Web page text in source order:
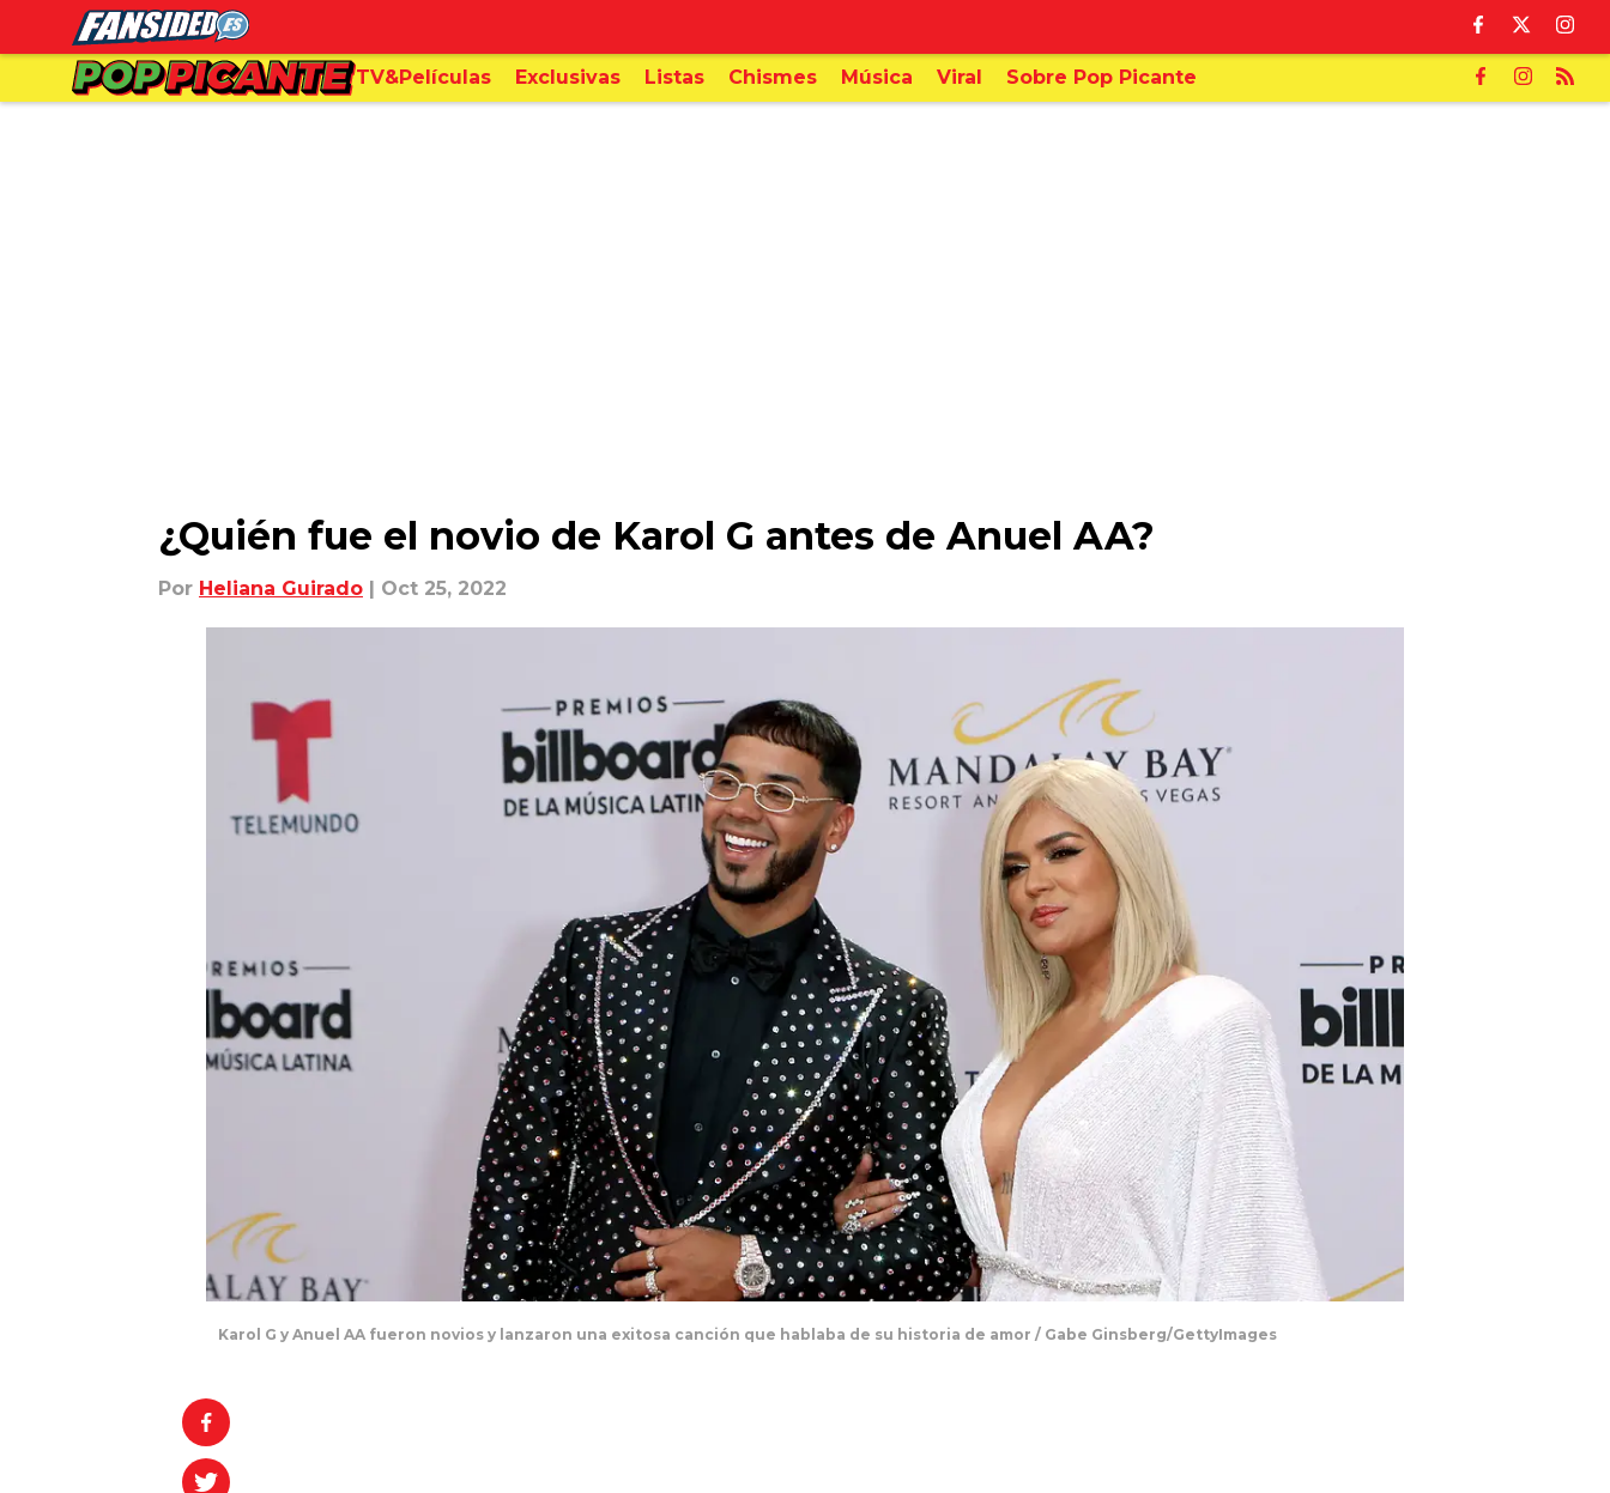
TV&Películas Exclusivas Listas Chismes Música Viral Sobre Pop Picante
¿Quién fue el novio de Karol G antes de Anuel AA?
Por Heliana Guirado | Oct 25, 2022
Karol G y Anuel AA fueron novios y lanzaron una exitosa canción que hablaba de su historia de amor / Gabe Ginsberg/GettyImages